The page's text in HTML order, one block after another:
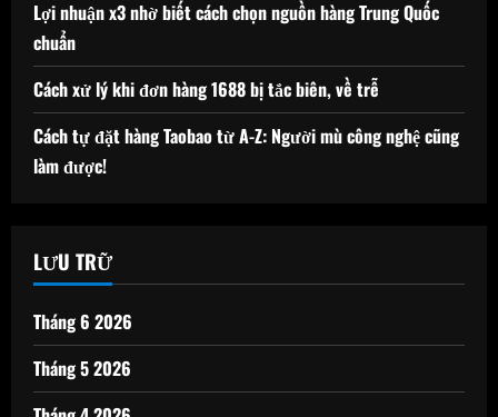
Lợi nhuận x3 nhờ biết cách chọn nguồn hàng Trung Quốc
chuẩn
Cách xử lý khi đơn hàng 1688 bị tắc biên, về trễ
Cách tự đặt hàng Taobao từ A-Z: Người mù công nghệ cũng
làm được!
LƯU TRỮ
Tháng 6 2026
Tháng 5 2026